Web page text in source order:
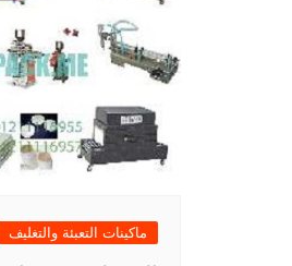
ماكينات التعبئة والتغليف